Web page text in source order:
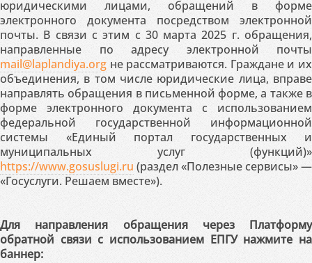
юридическими лицами, обращений в форме
электронного документа посредством электронной
почты. В связи с этим с 30 марта 2025 г. обращения,
направленные по адресу электронной почты
mail@laplandiya.org не рассматриваются. Граждане и их
объединения, в том числе юридические лица, вправе
направлять обращения в письменной форме, а также в
форме электронного документа с использованием
федеральной государственной информационной
системы «Единый портал государственных и
муниципальных услуг (функций)»
https://www.gosuslugi.ru (раздел «Полезные сервисы» —
«Госуслуги. Решаем вместе»).
Для направления обращения через Платформу
обратной связи с использованием ЕПГУ нажмите на
баннер: